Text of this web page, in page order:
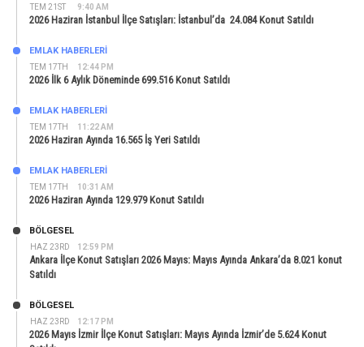
TEM 21ST 9:40 AM
2026 Haziran İstanbul İlçe Satışları: İstanbul’da 24.084 Konut Satıldı
TEM 17TH 12:44 PM
EMLAK HABERLERI
2026 İlk 6 Aylık Döneminde 699.516 Konut Satıldı
TEM 17TH 11:22 AM
EMLAK HABERLERI
2026 Haziran Ayında 16.565 İş Yeri Satıldı
TEM 17TH 10:31 AM
EMLAK HABERLERI
2026 Haziran Ayında 129.979 Konut Satıldı
HAZ 23RD 12:59 PM
BÖLGESEL
Ankara İlçe Konut Satışları 2026 Mayıs: Mayıs Ayında Ankara’da 8.021 konut
Satıldı
HAZ 23RD 12:17 PM
BÖLGESEL
2026 Mayıs İzmir İlçe Konut Satışları: Mayıs Ayında İzmir’de 5.624 Konut